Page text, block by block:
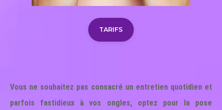
TARIFS
Vous ne souhaitez pas consacré un entretien quotidien et
parfois fastidieux à vos ongles, optez pour la pose